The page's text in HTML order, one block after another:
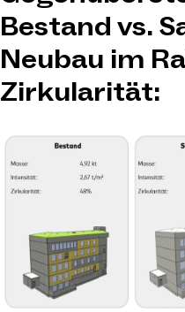
Bestand vs.
Neubau im
Zirkularität: